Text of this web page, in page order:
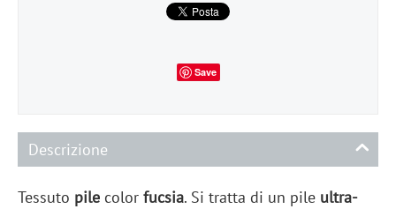
Save
Descrizione
Tessuto pile color fucsia. Si tratta di un pile ultra-